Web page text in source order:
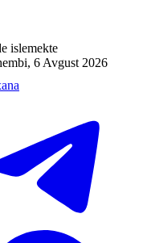
islemekte
6 Avgust 2026